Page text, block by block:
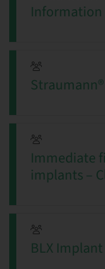
Information
Immediate
implants –
BLX